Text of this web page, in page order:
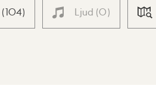
(104) Ljud (0)